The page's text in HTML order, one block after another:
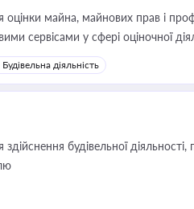
майна, майнових прав і
сервісами у сфері оціночної
керівника, юриста або
угод і перевірки статусу
Будівельна діяльність
будівельної